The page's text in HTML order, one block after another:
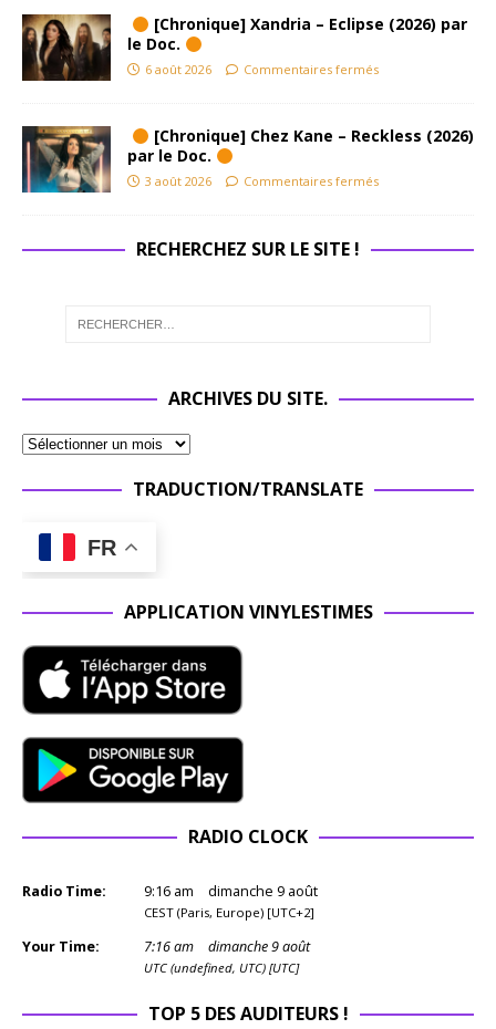
[Chronique] Xandria – Eclipse (2026) par
le Doc.
6 août 2026 Commentaires fermés
[Chronique] Chez Kane – Reckless (2026)
par le Doc.
3 août 2026 Commentaires fermés
RECHERCHEZ SUR LE SITE !
ARCHIVES DU SITE.
TRADUCTION/TRANSLATE
FR
APPLICATION VINYLESTIMES
RADIO CLOCK
Radio Time: 9:16 am dimanche 9 août
CEST (Paris, Europe) [UTC+2]
Your Time: 7:16am dimanche 9 août
UTC (undefined, UTC) [UTC]
TOP 5 DES AUDITEURS !